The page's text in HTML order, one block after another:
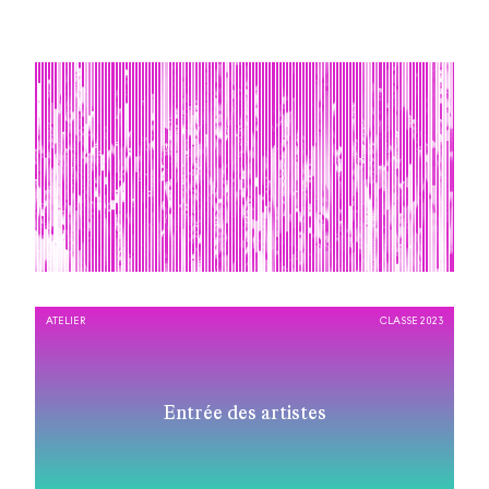
Entrée des artistes
ATELIER CLASSE 2023